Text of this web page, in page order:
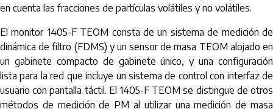
en cuenta las fracciones de partículas volátiles y no volátiles.
El monitor 1405-F TEOM consta de un sistema de medición de
dinámica de filtro (FDMS) y un sensor de masa TEOM alojado en
un gabinete compacto de gabinete único, y una configuración
lista para la red que incluye un sistema de control con interfaz de
usuario con pantalla táctil. El 1405-F TEOM se distingue de otros
métodos de medición de PM al utilizar una medición de masa